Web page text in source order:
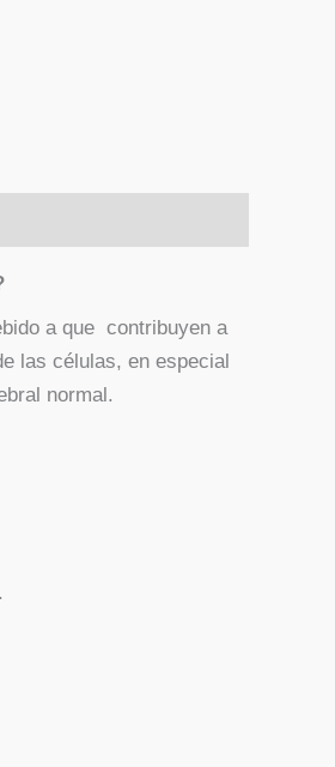
a que contribuyen a
las células, en especial
normal.